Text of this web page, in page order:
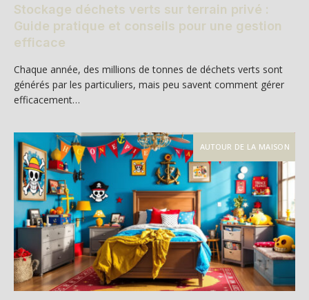
Stockage déchets verts sur terrain privé :
Guide pratique et conseils pour une gestion
efficace
Chaque année, des millions de tonnes de déchets verts sont
générés par les particuliers, mais peu savent comment gérer
efficacement…
AUTOUR DE LA MAISON